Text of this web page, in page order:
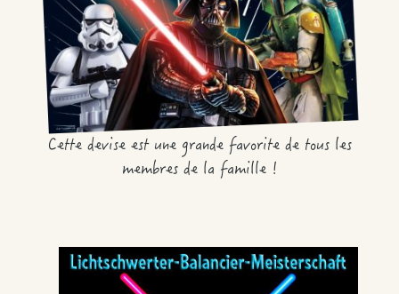
Cette devise est une grande favorite de tous les
membres de la famille !